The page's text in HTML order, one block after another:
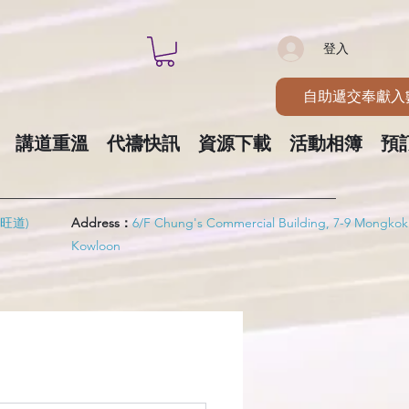
登入
自助遞交奉獻
講道重溫 代禱快訊 資源下載 活動相簿 預
道) Address： 6/F Chung's Commercial Building, 7-9
Kowloon